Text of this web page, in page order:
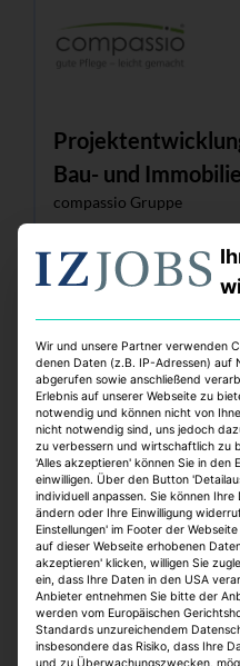
Bau- und
compassio Gruppe
Vollzeit
online seit > 1 Monat
Leasing Manager
Officer (m/w/d)
Klepierre Management
Duisburg
Vollzeit
online seit > 1 Monat
Wir und unsere Partner verwenden
denen Daten (z.B. IP-Adressen)
abgerufen sowie anschließend
Erlebnis auf unserer Webseite zu
notwendig und können nicht von
nicht notwendig sind, uns jedoch
zu verbessern und wirtschaftlich zu
'Alles akzeptieren' können Sie in
einwilligen. Über den Button
individuell anpassen. Sie können
ändern oder Ihre Einwilligung
Einstellungen' im Footer der
auf dieser Webseite erhobenen
akzeptieren' klicken, willigen Sie
ein, dass Ihre Daten in den USA
Anbieter entnehmen Sie bitte der
werden vom Europäischen
Standards unzureichendem
insbesondere das Risiko, dass Ihre